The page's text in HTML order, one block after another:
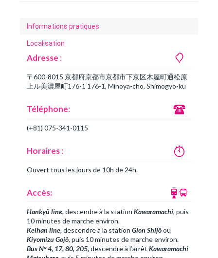
Informations pratiques
Localisation
Adresse :
〒600-8015 京都府京都市京都市下京区木屋町通松原
上ル美濃屋町176-1 176-1, Minoya-cho, Shimogyo-ku
Téléphone:
(+81) 075-341-0115
Horaires:
Ouvert tous les jours de 10h de 24h.
Accès:
Hankyû line,descendre à la station Kawaramachi, puis
10 minutes de marche environ.
Keihan line,descendre à la station Gion Shijôou
Kiyomizu Gojô, puis 10 minutes de marche environ.
Bus N° 4, 17, 80, 205,descendre à l’arrêt Kawaramachi